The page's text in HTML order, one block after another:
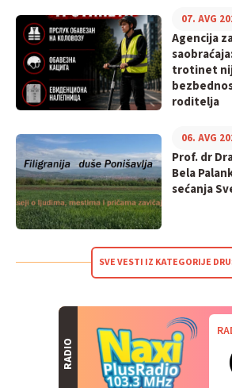
Agencija
trotinet
roditelja
07. AVG
Prof. dr
Bela
sećanja
06. AVG
SVE VESTI IZ KATEGORIJE
RADIO